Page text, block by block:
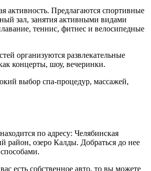
активность. Предлагаются спортивные
зал, занятия активными видами
теннис, фитнес и велосипедные
организуются развлекательные
концерты, шоу, вечеринки.
выбор спа-процедур, массажей,
по адресу: Челябинская
район, озеро Калды. Добраться до нее
есть собственное авто, то вы можете